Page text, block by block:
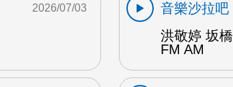
2026/07/03
音樂沙拉吧
洪敬婷 坂
FM AM